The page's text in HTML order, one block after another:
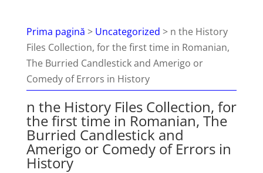
Prima pagină > Uncategorized > n the History
Files Collection, for the first time in Romanian,
The Burried Candlestick and Amerigo or
Comedy of Errors in History
n the History Files Collection, for
the first time in Romanian, The
Burried Candlestick and
Amerigo or Comedy of Errors in
History